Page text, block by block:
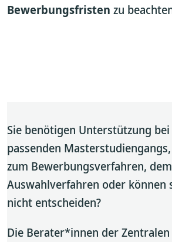
Bewerbungsfristen zu
Sie benötigen Unterstützung
passenden
zum Bewerbungsverfahren, dem
Auswahlverfahren oder können
nicht entscheiden?
Die Berater*innen der Zentralen